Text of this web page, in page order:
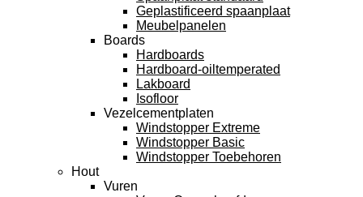
Geplastificeerd spaanplaat
Meubelpanelen
Boards
Hardboards
Hardboard-oiltemperated
Lakboard
Isofloor
Vezelcementplaten
Windstopper Extreme
Windstopper Basic
Windstopper Toebehoren
Hout
Vuren